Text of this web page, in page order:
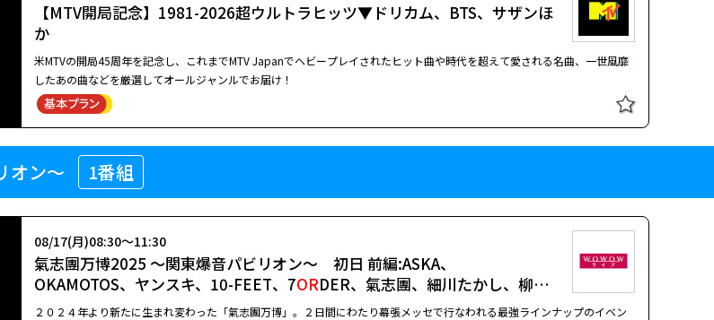
【MTV開局記念】1981-2026超ウルトラヒッツ▼ドリカム、BTS、サザンほ
か
米MTVの開局45周年を記念し、これまでMTV Japanでヘビープレイされたヒット曲や時代を超えて愛される名曲、一世風靡
したあの曲などを厳選してオールジャンルでお届け！
オン～ 1番組
氣志團万博2025 ～関東爆音パビリオン～ 初日 前編:ASKA、
OKAMOTOS、ヤンスキ、10-FEET、7ORDER、氣志團、細川たかし、柳家
睦
08/17(月)08:30～11:30
２０２４年より新たに生まれ変わった「氣志團万博」。２日間にわたり幕張メッセで行なわれる最強ラインナップのイベン